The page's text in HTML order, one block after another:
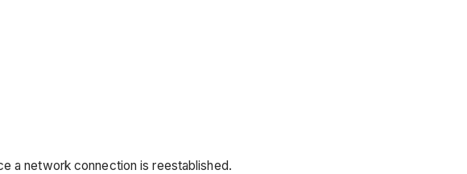
a network connection is reestablished.